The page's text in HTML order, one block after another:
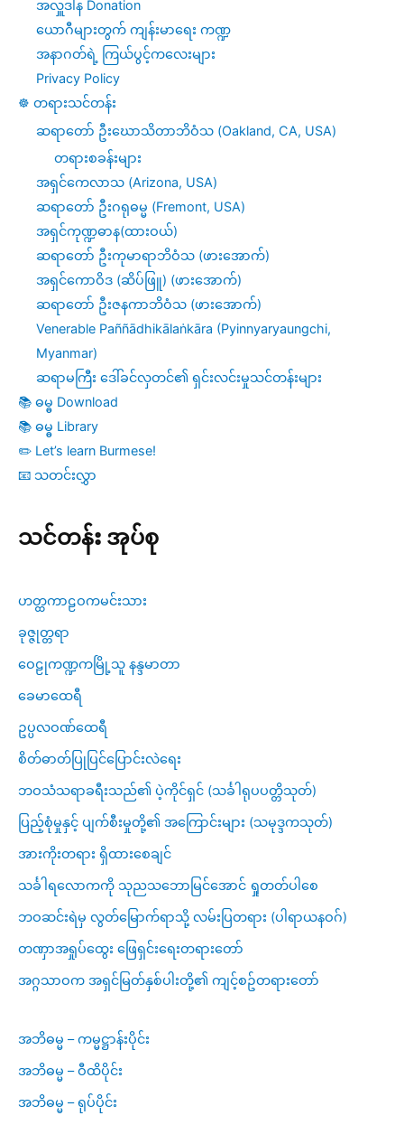
အလှူဒါန Donation
ယောဂီများတွက် ကျန်းမာရေး ကဏ္ဍ
အနာဂတ်ရဲ့ ကြယ်ပွင့်ကလေးများ
Privacy Policy
☸️ တရားသင်တန်း
ဆရာတော် ဦးဃောသိတာဘိဝံသ (Oakland, CA, USA)
တရားစခန်းများ
အရှင်ကေလာသ (Arizona, USA)
ဆရာတော် ဦးဂရုဓမ္မ (Fremont, USA)
အရှင်ကုဏ္ဍဓာန(ထားဝယ်)
ဆရာတော် ဦးကုမာရာဘိဝံသ (ဖားအောက်)
အရှင်ကောဝိဒ (ဆိပ်ဖြူ) (ဖားအောက်)
ဆရာတော် ဦးဇနကာဘိဝံသ (ဖားအောက်)
Venerable Paññādhikālaṅkāra (Pyinnyaryaungchi,
Myanmar)
ဆရာမကြီး ဒေါ်ခင်လှတင်၏ ရှင်းလင်းမှုသင်တန်းများ
📚 ဓမ္ဓ Download
📚 ဓမ္ဓ Library
✏️ Let’s learn Burmese!
📧 သတင်းလွှာ
သင်တန်း အုပ်စု
ဟတ္ထကာဠဝကမင်းသား
ခုဇ္ဇုတ္တရာ
ဝေဠုကဏ္ဍကမြို့သူ နန္ဒမာတာ
ခေမာထေရီ
ဥပ္ပလဝဏ်ထေရီ
စိတ်ဓာတ်ပြုပြင်ပြောင်းလဲရေး
ဘဝသံသရာခရီးသည်၏ ပဲ့ကိုင်ရှင် (သင်္ခါရုပပတ္တိသုတ်)
ပြည့်စုံမှုနှင့် ပျက်စီးမှုတို့၏ အကြောင်းများ (သမုဒ္ဒကသုတ်)
အားကိုးတရား ရှိထားစေချင်
သင်္ခါရလောကကို သုညသဘောမြင်အောင် ရှုတတ်ပါစေ
ဘဝဆင်းရဲမှ လွတ်မြောက်ရာသို့ လမ်းပြတရား (ပါရာယနဝဂ်)
တဏှာအရှုပ်ထွေး ဖြေရှင်းရေးတရားတော်
အဂ္ဂသာဝက အရှင်မြတ်နှစ်ပါးတို့၏ ကျင့်စဥ်တရားတော်
အဘိဓမ္မ – ကမ္မဋ္ဌာန်းပိုင်း
အဘိဓမ္မ – ဝီထိပိုင်း
အဘိဓမ္မ – ရုပ်ပိုင်း